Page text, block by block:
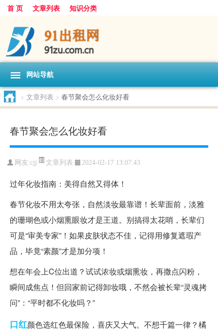
首 页 文章列表 知识分类
网站导航
> 文章列表 > 春节聚会怎么化妆好看
春节聚会怎么化妆好看
网友:cjj 文章列表 2024-02-17 13:07:43
过年化妆指南：美得自然又得体！
春节化妆不用太夸张，自然淡妆最靠谱！长辈面前，淡雅
的珊瑚色或小烟熏眼妆才是王道。别搞得太花哨，长辈们
可是“审美专家”！如果皮肤状态不佳，记得用修复遮瑕产
品，毕竟“素颜”才是加分项！
想在年会上C位出道？试试浓妆或烟熏妆，再撒点闪粉，
瞬间成焦点！但回家前记得卸妆哦，不然会被长辈“灵魂拷
问”：“平时都不化妆吗？”
口红颜色选红色最保险，喜庆又大气。不想千篇一律？橘